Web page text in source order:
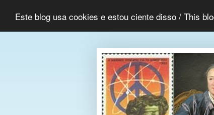
Este blog usa cookies e estou ciente disso / This